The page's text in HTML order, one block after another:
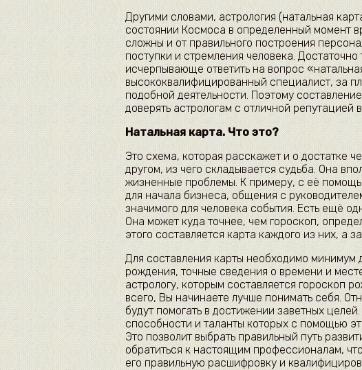
Другими словами, астрология (натальная
состоянии Космоса в определенный момент
сложны и от правильного построения
поступки и стремления человека. Достаточно
исчерпывающе ответить на вопрос
высококвалифицированный специалист, за
подобной деятельности. Поэтому
доверять астрологам с отличной репутацией
Натальная карта. Что это?
Это схема, которая расскажет и о достатке
другом, из чего складывается судьба. Она
жизненные проблемы. К примеру, с её
для начала бизнеса, общения с
значимого для человека события. Есть ещё
Она может куда точнее, чем гороскоп,
этого составляется карта каждого из них, а
Для составления карты необходимо
рождения, точные сведения о времени и
астрологу, которым составляется гороскоп
всего, Вы начинаете лучше понимать себя.
будут помогать в достижении заветных
способности и таланты которых с помощью
Это позволит выбрать правильный путь
обратиться к настоящим профессионалам,
его правильную расшифровку и